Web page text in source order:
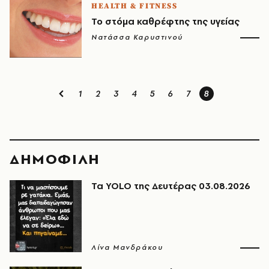
HEALTH & FITNESS
Το στόμα καθρέφτης της υγείας
Νατάσσα Καρυστινού
1 2 3 4 5 6 7 8
ΔΗΜΟΦΙΛΗ
Τα YOLO της Δευτέρας 03.08.2026
Λίνα Μανδράκου